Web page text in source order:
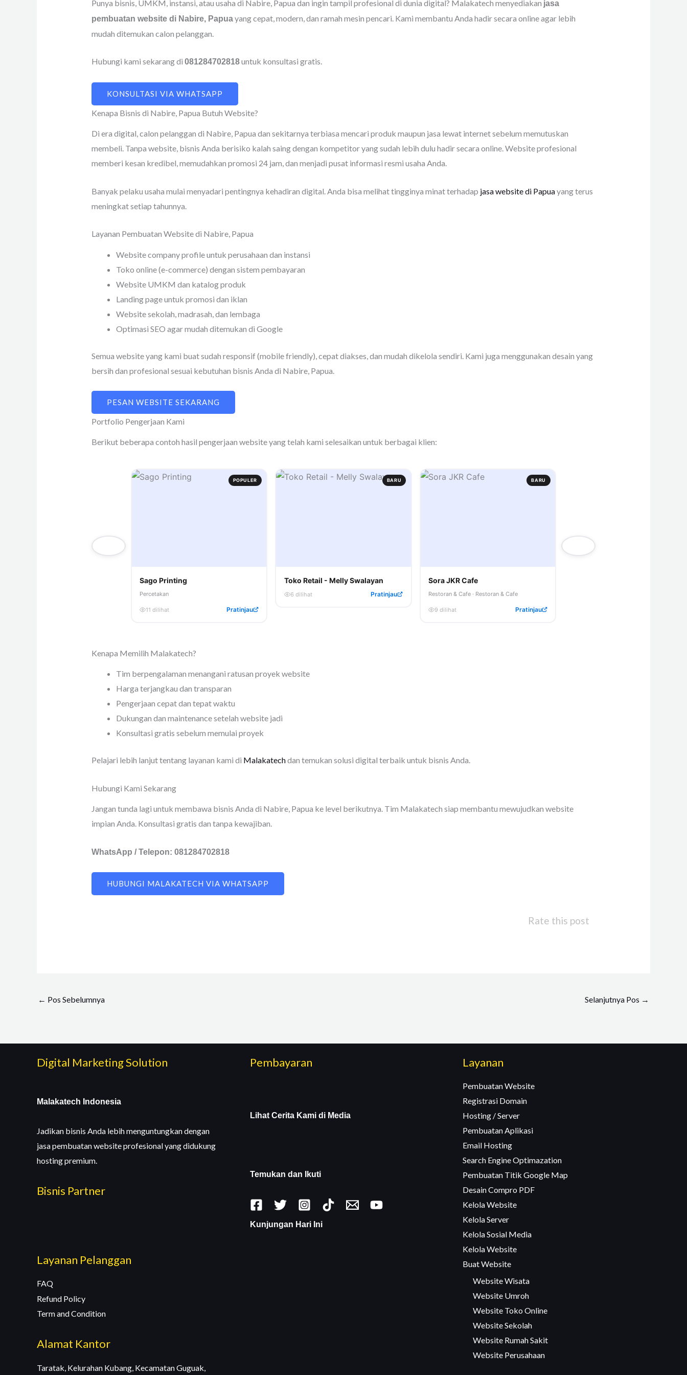
Punya bisnis, UMKM, instansi, atau usaha di Nabire, Papua dan ingin tampil profesional di dunia digital? Malakatech menyediakan jasa
pembuatan website di Nabire, Papuayang cepat, modern, dan ramah mesin pencari. Kami membantu Anda hadir secara online agar lebih
mudah ditemukan calon pelanggan.
Hubungi kami sekarang di 081284702818untuk konsultasi gratis.
KONSULTASI VIA WHATSAPP
Kenapa Bisnis di Nabire, Papua Butuh Website?
Di era digital, calon pelanggan di Nabire, Papua dan sekitarnya terbiasa mencari produk maupun jasa lewat internet sebelum memutuskan
membeli. Tanpa website, bisnis Anda berisiko kalah saing dengan kompetitor yang sudah lebih dulu hadir secara online. Website profesional
memberi kesan kredibel, memudahkan promosi 24 jam, dan menjadi pusat informasi resmi usaha Anda.
Banyak pelaku usaha mulai menyadari pentingnya kehadiran digital. Anda bisa melihat tingginya minat terhadap jasa website di Papuayang terus
meningkat setiap tahunnya.
Layanan Pembuatan Website di Nabire, Papua
Website company profile untuk perusahaan dan instansi
Toko online (e-commerce) dengan sistem pembayaran
Website UMKM dan katalog produk
Landing page untuk promosi dan iklan
Website sekolah, madrasah, dan lembaga
Optimasi SEO agar mudah ditemukan di Google
Semua website yang kami buat sudah responsif (mobile friendly), cepat diakses, dan mudah dikelola sendiri. Kami juga menggunakan desain yang
bersih dan profesional sesuai kebutuhan bisnis Anda di Nabire, Papua.
PESAN WEBSITE SEKARANG
Portfolio Pengerjaan Kami
Berikut beberapa contoh hasil pengerjaan website yang telah kami selesaikan untuk berbagai klien:
POPULER
Sago Printing
Percetakan
11 dilihat Pratinjau
BARU
Toko Retail - Melly Swalayan
6 dilihat Pratinjau
BARU
Sora JKR Cafe
Restoran & Cafe · Restoran & Cafe
9 dilihat Pratinjau
Kenapa Memilih Malakatech?
Tim berpengalaman menangani ratusan proyek website
Harga terjangkau dan transparan
Pengerjaan cepat dan tepat waktu
Dukungan dan maintenance setelah website jadi
Konsultasi gratis sebelum memulai proyek
Pelajari lebih lanjut tentang layanan kami di Malakatechdan temukan solusi digital terbaik untuk bisnis Anda.
Hubungi Kami Sekarang
Jangan tunda lagi untuk membawa bisnis Anda di Nabire, Papua ke level berikutnya. Tim Malakatech siap membantu mewujudkan website
impian Anda. Konsultasi gratis dan tanpa kewajiban.
WhatsApp / Telepon: 081284702818
HUBUNGI MALAKATECH VIA WHATSAPP
Rate this post
← Pos Sebelumnya Selanjutnya Pos →
Digital Marketing Solution
Malakatech Indonesia
Jadikan bisnis Anda lebih menguntungkan dengan
jasa pembuatan website profesional yang didukung
hosting premium.
Bisnis Partner
Layanan Pelanggan
FAQ
Refund Policy
Term and Condition
Alamat Kantor
Taratak, Kelurahan Kubang, Kecamatan Guguak,
Pembayaran
Lihat Cerita Kami di Media
Temukan dan Ikuti
Kunjungan Hari Ini
Layanan
Pembuatan Website
Registrasi Domain
Hosting / Server
Pembuatan Aplikasi
Email Hosting
Search Engine Optimazation
Pembuatan Titik Google Map
Desain Compro PDF
Kelola Website
Kelola Server
Kelola Sosial Media
Kelola Website
Buat Website
Website Wisata
Website Umroh
Website Toko Online
Website Sekolah
Website Rumah Sakit
Website Perusahaan